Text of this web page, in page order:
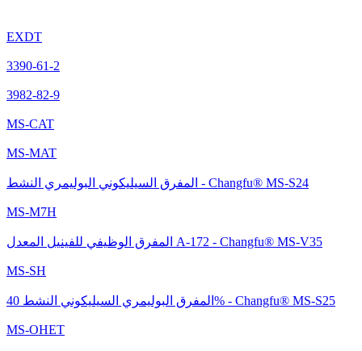
EXDT
3390-61-2
3982-82-9
MS-CAT
MS-MAT
المفرق السيليكوني البوليمري النشط - Changfu® MS-S24
MS-M7H
المفرق الوظيفي للفينيل المعدل A-172 - Changfu® MS-V35
MS-SH
المفرق البوليمري السيليكوني النشط 40% - Changfu® MS-S25
MS-OHET